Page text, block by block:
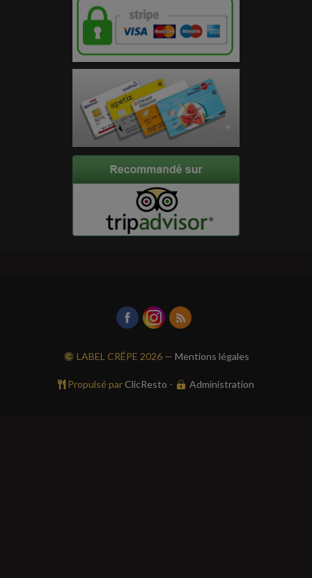
LABEL CRÊPE 2026 —Mentions légales
Propulsé par ClicResto - Administration